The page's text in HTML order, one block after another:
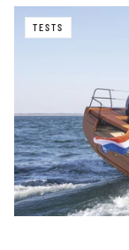
TESTS